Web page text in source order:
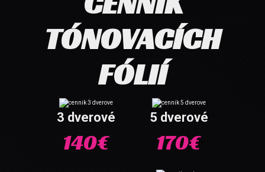
TÓNOVACÍCH
FÓLIÍ
3 dverové
140€
5 dverové
170€